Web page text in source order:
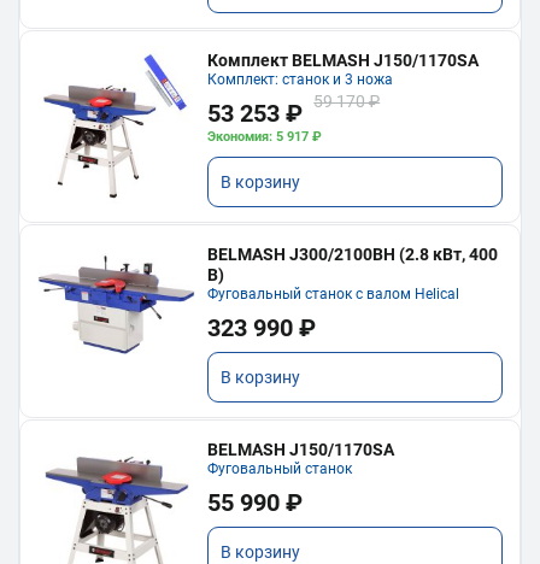
Комплект BELMASH J150/1170SA
Комплект: станок и 3 ножа
53 253 ₽ 59 170 ₽
Экономия: 5 917 ₽
В корзину
BELMASH J300/2100ВH (2.8 кВт, 400
В)
Фуговальный станок с валом Helical
323 990 ₽
В корзину
BELMASH J150/1170SA
Фуговальный станок
55 990 ₽
В корзину